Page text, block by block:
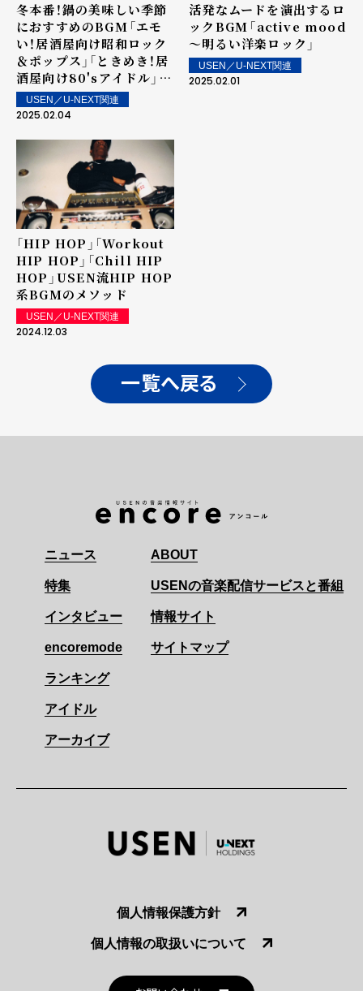
冬本番！鍋の美味しい季節
におすすめのBGM――「エモ
い！居酒屋向け昭和ロック
＆ポップス」「ときめき！居
酒屋向け80'sアイドル」
「JAPANESE CITY
POP」
USEN／U-NEXT関連
2025.02.04
活発なムードを演出するロ
ックBGM――「active mood
～明るい洋楽ロック」
USEN／U-NEXT関連
2025.02.01
「HIP HOP」「Workout
HIP HOP」「Chill HIP
HOP」――USEN流HIP HOP
系BGMのメソッド
USEN／U-NEXT関連
2024.12.03
一覧へ戻る
ニュース
特集
インタビュー
encoremode
ランキング
アイドル
アーカイブ
ABOUT
USENの音楽配信サービスと番組
情報サイト
サイトマップ
個人情報保護方針
個人情報の取扱いについて